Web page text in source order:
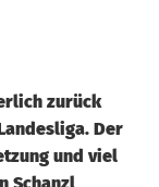
zurück
Der
und viel